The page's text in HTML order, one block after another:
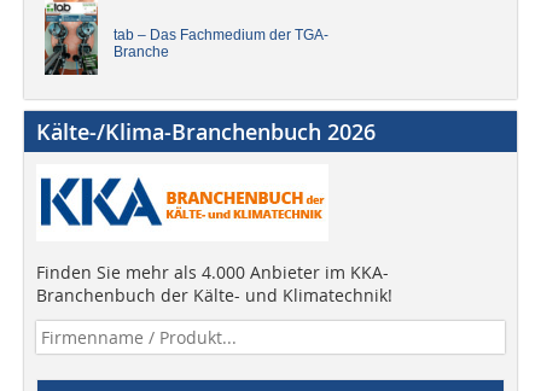
tab – Das Fachmedium der TGA-
Branche
Kälte-/Klima-Branchenbuch 2026
Finden Sie mehr als 4.000 Anbieter im KKA-
Branchenbuch der Kälte- und Klimatechnik!